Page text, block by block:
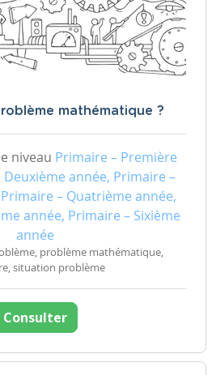
mathématique ?
niveau Primaire – Première
année, Primaire –
– Quatrième année,
année, Primaire – Sixième
année
problème mathématique,
situation problème
Consulter